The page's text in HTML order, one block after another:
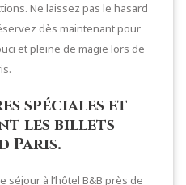
Ne laissez pas le hasard
dès maintenant pour
et pleine de magie lors de
spéciales et
les billets
Paris.
séjour à l’hôtel B&B près de